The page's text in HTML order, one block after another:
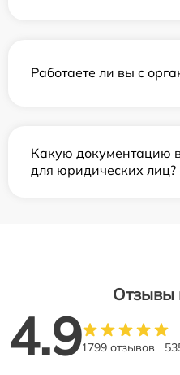
Работаете ли вы с
Какую документацию
для юридических лиц?
Отзывы
4.91799 отзывов